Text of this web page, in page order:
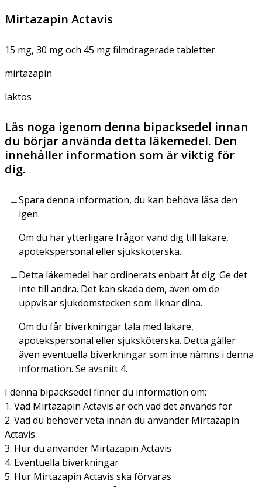
Mirtazapin Actavis
15 mg, 30 mg och 45 mg filmdragerade tabletter
mirtazapin
laktos
Läs noga igenom denna bipacksedel innan
du börjar använda detta läkemedel. Den
innehåller information som är viktig för
dig.
Spara denna information, du kan behöva läsa den
igen.
Om du har ytterligare frågor vänd dig till läkare,
apotekspersonal eller sjuksköterska.
Detta läkemedel har ordinerats enbart åt dig. Ge det
inte till andra. Det kan skada dem, även om de
uppvisar sjukdomstecken som liknar dina.
Om du får biverkningar tala med läkare,
apotekspersonal eller sjuksköterska. Detta gäller
även eventuella biverkningar som inte nämns i denna
information. Se avsnitt 4.
I denna bipacksedel finner du information om:
1. Vad Mirtazapin Actavis är och vad det används för
2. Vad du behöver veta innan du använder Mirtazapin
Actavis
3. Hur du använder Mirtazapin Actavis
4. Eventuella biverkningar
5. Hur Mirtazapin Actavis ska förvaras